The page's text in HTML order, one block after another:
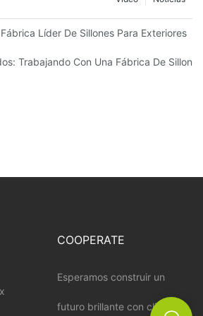
Líder De Sillones Para Exteriores
Trabajando Con Una Fábrica De
COOPERATE
Esperamos construir un
futuro brillante con clientes